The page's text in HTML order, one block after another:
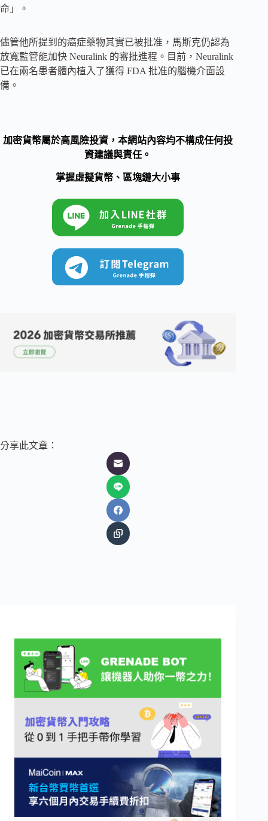
命」。
儘管他所提到的癌症藥物其實已被批准，馬斯克仍認為
放寬監管能加快 Neuralink 的審批進程。目前，Neuralink
已在兩名患者體內植入了獲得 FDA 批准的腦機介面設
備。
加密貨幣屬於高風險投資，本網站內容均不構成任何投
資建議與責任。
掌握虛擬貨幣、區塊鏈大小事
分享此文章：